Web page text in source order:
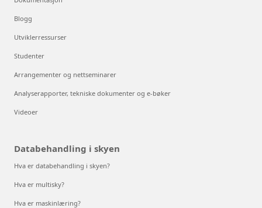
Blogg
Utviklerressurser
Studenter
Arrangementer og nettseminarer
Analyserapporter, tekniske dokumenter og e-bøker
Videoer
Databehandling i skyen
Hva er databehandling i skyen?
Hva er multisky?
Hva er maskinlæring?